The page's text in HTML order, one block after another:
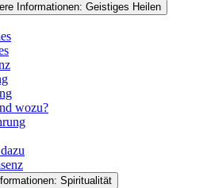
Informationen: Geistiges Heilen
wozu?
Spiritualität